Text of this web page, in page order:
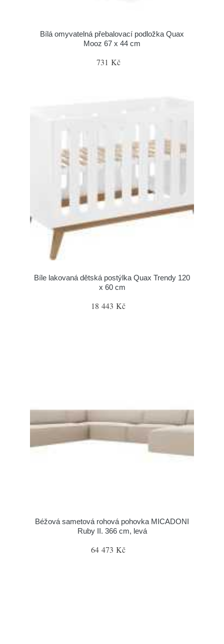
Bílá omyvatelná přebalovací podložka Quax
Mooz 67 x 44 cm
731 Kč
Bíle lakovaná dětská postýlka Quax Trendy 120
x 60 cm
18 443 Kč
Béžová sametová rohová pohovka MICADONI
Ruby II. 366 cm, levá
64 473 Kč